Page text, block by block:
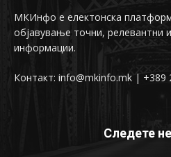
МКИнфо е електонска
објавување точни, релевантни
информации.
Контакт: info@mkinfo.mk | +389
Следете